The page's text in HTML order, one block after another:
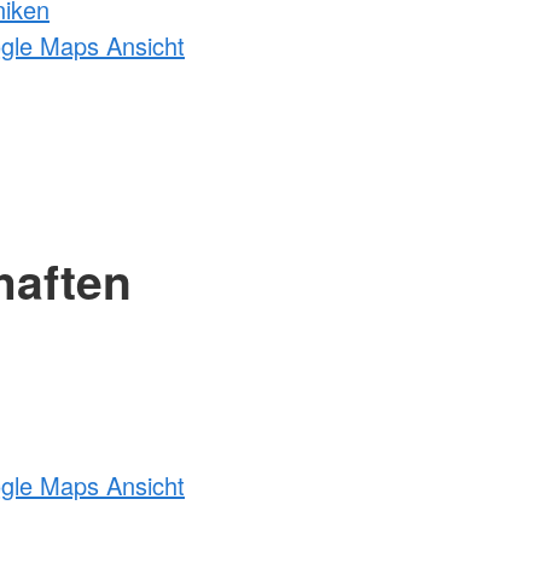
Maps Ansicht
Maps Ansicht